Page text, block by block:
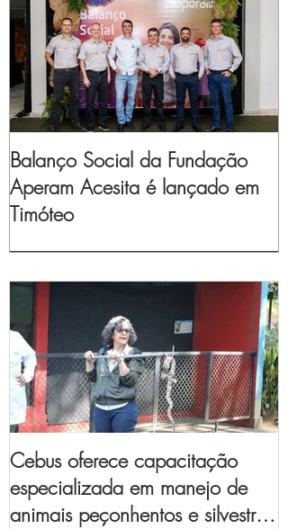
Balanço Social da Fundação
Aperam Acesita é lançado em
Timóteo
Cebus oferece capacitação
especializada em manejo de
animais peçonhentos e silvestres